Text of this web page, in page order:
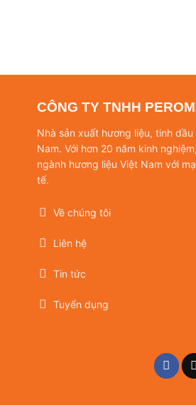
CÔNG TY TNHH
Nhà sản xuất hương liệu, tinh
Nam. Với hơn 20 năm kinh
ngành hương liệu Việt Nam với
tế.
Về chúng tôi
Liên hệ
Tin tức
Tuyển dụng